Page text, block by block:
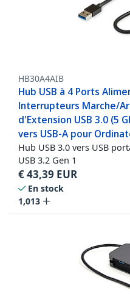
HB30A4AIB
Hub USB à 4 Ports
Interrupteurs Marche/
d'Extension USB 3.0 (5
vers USB-A pour
Hub USB 3.0 vers USB
USB 3.2 Gen 1
€43,39 EUR
En stock
1,013